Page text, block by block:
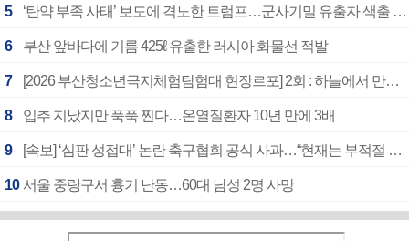
5 ‘탄약 부족 사태’ 보도에 격노한 트럼프…군사기밀 유출자 색출 지시
6 부산 앞바다에 기름 425ℓ 유출한 러시아 화물선 적발
7 [2026 부산청소년극지체험탐험대 현장르포] 2회 : 하늘에서 만난 얼음의 나라
8 입추 지났지만 푹푹 찐다…온열질환자 10년 만에 3배
9 [속보] ‘심판 성접대’ 논란 축구협회 공식 사과…“현재는 부적절 행위 없어”
10 서울 중랑구서 흉기 난동…60대 남성 2명 사망